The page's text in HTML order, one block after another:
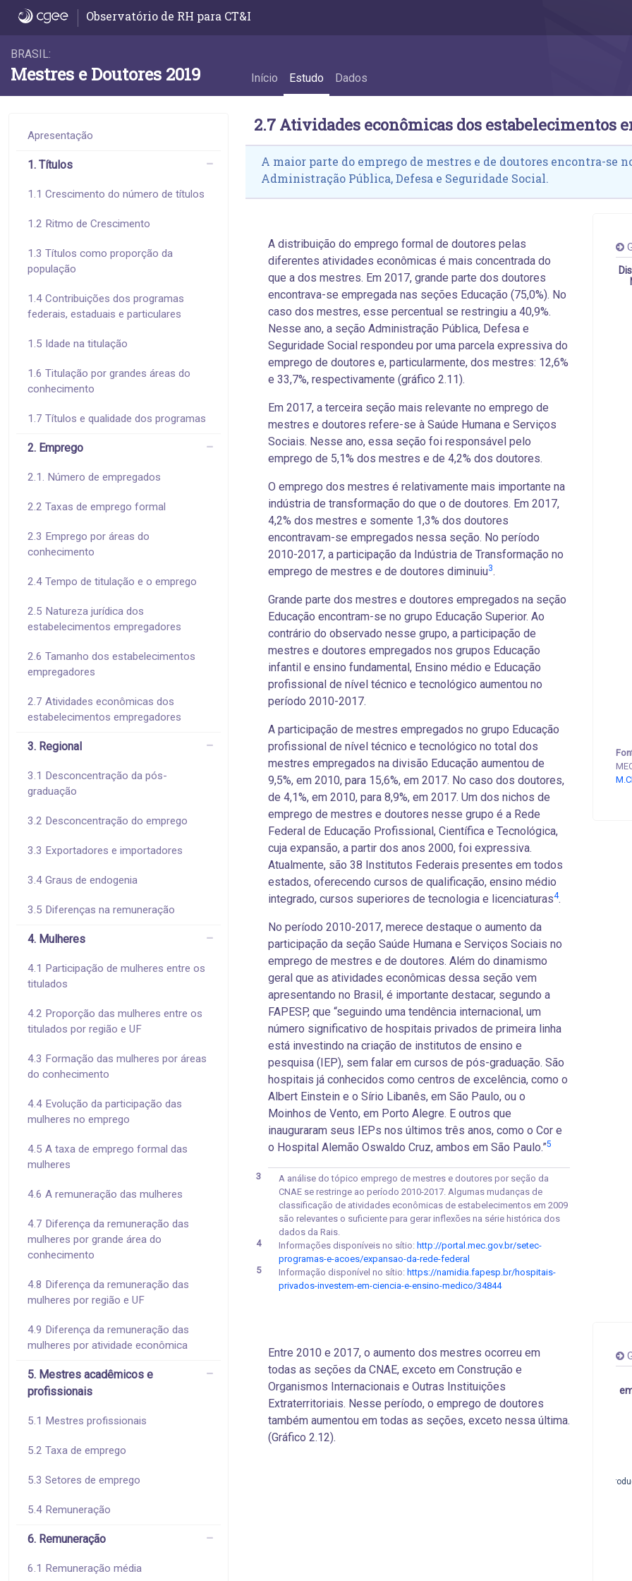
2.7 Atividades econômicas dos estabelecimentos empregadores - 2.7 Atividades
Observatório de RH para CT&I
BRASIL:
Mestres e Doutores 2019 Início Estudo Dados
Apresentação
1. Títulos
1.1 Crescimento do número de títulos
1.2 Ritmo de Crescimento
1.3 Títulos como proporção da
população
1.4 Contribuições dos programas
federais, estaduais e particulares
1.5 Idade na titulação
1.6 Titulação por grandes áreas do
conhecimento
1.7 Títulos e qualidade dos programas
2. Emprego
2.1. Número de empregados
2.2 Taxas de emprego formal
2.3 Emprego por áreas do
conhecimento
2.4 Tempo de titulação e o emprego
2.5 Natureza jurídica dos
estabelecimentos empregadores
2.6 Tamanho dos estabelecimentos
empregadores
2.7 Atividades econômicas dos
estabelecimentos empregadores
3. Regional
3.1 Desconcentração da pós-
graduação
3.2 Desconcentração do emprego
3.3 Exportadores e importadores
3.4 Graus de endogenia
3.5 Diferenças na remuneração
4. Mulheres
4.1 Participação de mulheres entre os
titulados
4.2 Proporção das mulheres entre os
titulados por região e UF
4.3 Formação das mulheres por áreas
do conhecimento
4.4 Evolução da participação das
mulheres no emprego
4.5 A taxa de emprego formal das
mulheres
4.6 A remuneração das mulheres
4.7 Diferença da remuneração das
mulheres por grande área do
conhecimento
4.8 Diferença da remuneração das
mulheres por região e UF
4.9 Diferença da remuneração das
mulheres por atividade econômica
5. Mestres acadêmicos e
profissionais
5.1 Mestres profissionais
5.2 Taxa de emprego
5.3 Setores de emprego
5.4 Remuneração
6. Remuneração
6.1 Remuneração média
2.7 Atividades econômicas dos estabelecimentos
A maior parte do emprego de mestres e de doutores encontra-se
Administração Pública, Defesa e Seguridade Social.
A distribuição do emprego formal de doutores pelas
diferentes atividades econômicas é mais concentrada do
que a dos mestres. Em 2017, grande parte dos doutores
encontrava-se empregada nas seções Educação (75,0%). No
caso dos mestres, esse percentual se restringiu a 40,9%.
Nesse ano, a seção Administração Pública, Defesa e
Seguridade Social respondeu por uma parcela expressiva do
emprego de doutores e, particularmente, dos mestres: 12,6%
e 33,7%, respectivamente (gráfico 2.11).
Em 2017, a terceira seção mais relevante no emprego de
mestres e doutores refere-se à Saúde Humana e Serviços
Sociais. Nesse ano, essa seção foi responsável pelo
emprego de 5,1% dos mestres e de 4,2% dos doutores.
O emprego dos mestres é relativamente mais importante na
indústria de transformação do que o de doutores. Em 2017,
4,2% dos mestres e somente 1,3% dos doutores
encontravam-se empregados nessa seção. No período
2010-2017, a participação da Indústria de Transformação no
emprego de mestres e de doutores diminuiu3.
Grande parte dos mestres e doutores empregados na seção
Educação encontram-se no grupo Educação Superior. Ao
contrário do observado nesse grupo, a participação de
mestres e doutores empregados nos grupos Educação
infantil e ensino fundamental, Ensino médio e Educação
profissional de nível técnico e tecnológico aumentou no
período 2010-2017.
A participação de mestres empregados no grupo Educação
profissional de nível técnico e tecnológico no total dos
mestres empregados na divisão Educação aumentou de
9,5%, em 2010, para 15,6%, em 2017. No caso dos doutores,
de 4,1%, em 2010, para 8,9%, em 2017. Um dos nichos de
emprego de mestres e doutores nesse grupo é a Rede
Federal de Educação Profissional, Científica e Tecnológica,
cuja expansão, a partir dos anos 2000, foi expressiva.
Atualmente, são 38 Institutos Federais presentes em todos
estados, oferecendo cursos de qualificação, ensino médio
integrado, cursos superiores de tecnologia e licenciaturas4.
No período 2010-2017, merece destaque o aumento da
participação da seção Saúde Humana e Serviços Sociais no
emprego de mestres e de doutores. Além do dinamismo
geral que as atividades econômicas dessa seção vem
apresentando no Brasil, é importante destacar, segundo a
FAPESP, que “seguindo uma tendência internacional, um
número significativo de hospitais privados de primeira linha
está investindo na criação de institutos de ensino e
pesquisa (IEP), sem falar em cursos de pós-graduação. São
hospitais já conhecidos como centros de excelência, como o
Albert Einstein e o Sírio Libanês, em São Paulo, ou o
Moinhos de Vento, em Porto Alegre. E outros que
inauguraram seus IEPs nos últimos três anos, como o Cor e
o Hospital Alemão Oswaldo Cruz, ambos em São Paulo.”5
3
A análise do tópico emprego de mestres e doutores por seção da
CNAE se restringe ao período 2010-2017. Algumas mudanças de
classificação de atividades econômicas de estabelecimentos em 2009
são relevantes o suficiente para gerar inflexões na série histórica dos
dados da Rais.
4
Informações disponíveis no sítio: http://portal.mec.gov.br/setec-
programas-e-acoes/expansao-da-rede-federal
5
Informação disponível no sítio: https://namidia.fapesp.br/hospitais-
privados-investem-em-ciencia-e-ensino-medico/34844
Entre 2010 e 2017, o aumento dos mestres ocorreu em
todas as seções da CNAE, exceto em Construção e
Organismos Internacionais e Outras Instituições
Extraterritoriais. Nesse período, o emprego de doutores
também aumentou em todas as seções, exceto nessa última.
(Gráfico 2.12).